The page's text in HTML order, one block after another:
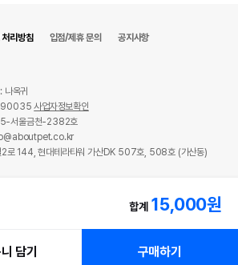
합계 15,000원
담기 구매하기
리방침 입점/제휴 문의 공지사항
나옥귀
90035사업자정보확인
서울금천-2382호
2로 144, 현대테라타워 가산DK 507호, 508호 (가산동)